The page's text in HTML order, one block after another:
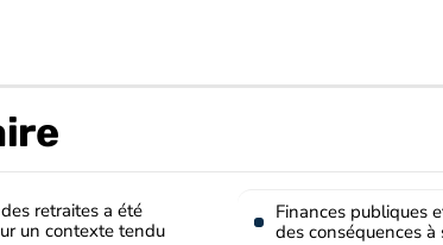
retraites a été
un contexte tendu
Finances publiques
des conséquences à